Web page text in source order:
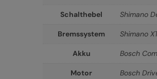
Schalthebel Shimano
Bremssystem Shimano
Akku Bosch
Motor Bosch